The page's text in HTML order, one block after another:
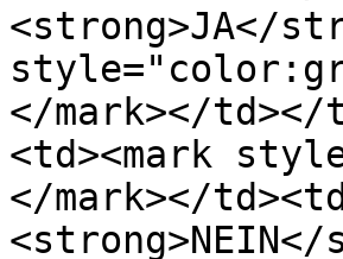
<strong>JA</
</mark>﻿</
<td>﻿<mark
</mark>﻿</